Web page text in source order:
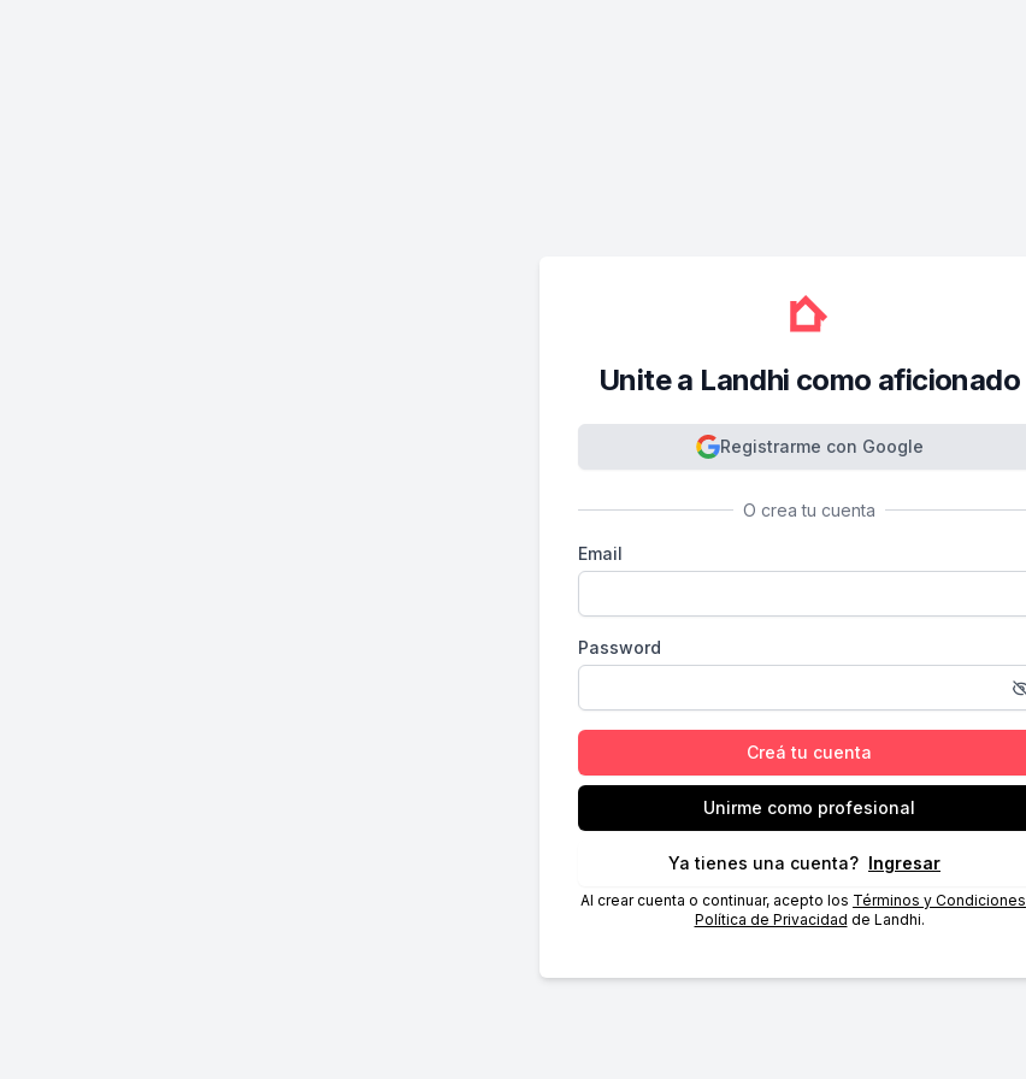
Unite a Landhi como aficionado
Registrarme con Google
O crea tu cuenta
Email
Password
Creá tu cuenta
Unirme como profesional
Ya tienes una cuenta? Ingresar
Al crear cuenta o continuar, acepto los Términos y Condiciones
Política de Privacidad de Landhi.